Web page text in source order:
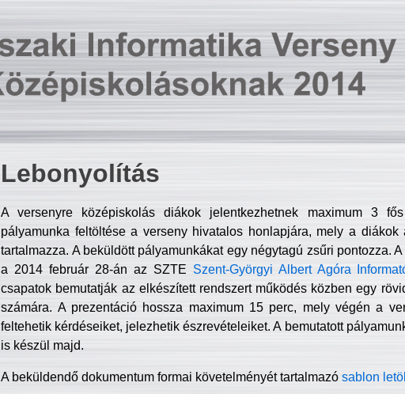
Lebonyolítás
A versenyre középiskolás diákok jelentkezhetnek maximum 3
pályamunka feltöltése a verseny hivatalos honlapjára, mely a
tartalmazza. A beküldött pályamunkákat egy négytagú zsűri pontozza.
a 2014 február 28-án az SZTE Szent-Györgyi Albert Agóra
csapatok bemutatják az elkészített rendszert működés közben egy
számára. A prezentáció hossza maximum 15 perc, mely végén a
feltehetik kérdéseiket, jelezhetik észrevételeiket. A bemutatott
is készül majd.
A beküldendő dokumentum formai követelményét tartalmazósablon